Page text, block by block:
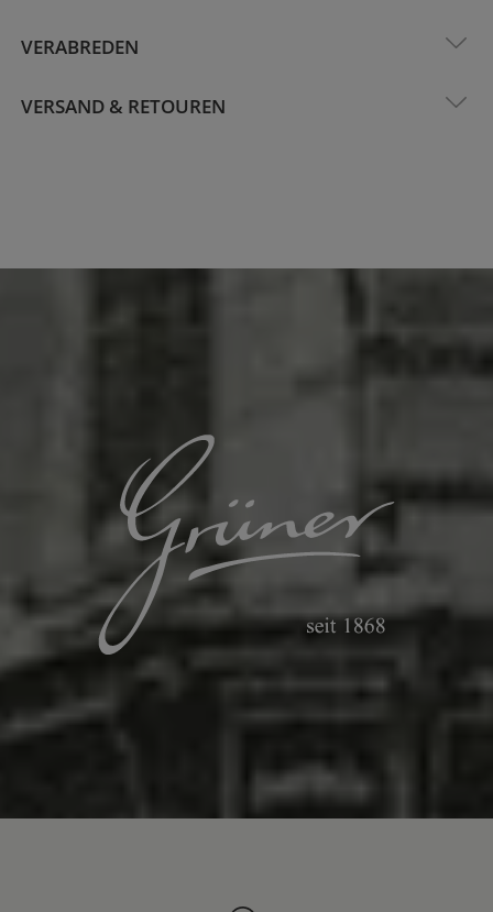
VERABREDEN
VERSAND & RETOUREN